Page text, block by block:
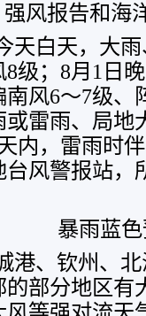
强风报告和海
天白天，大
级；8月1日
风6～7级、
或雷雨、局地
内，雷雨时
风警报站，
暴雨蓝
港、钦州、
部分地区有